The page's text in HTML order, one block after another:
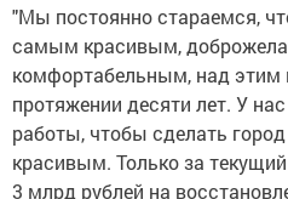
"Мы постоянно стараемся,
самым красивым,
комфортабельным, над
протяжении десяти лет. У
работы, чтобы сделать
красивым. Только за
3 млрд рублей на